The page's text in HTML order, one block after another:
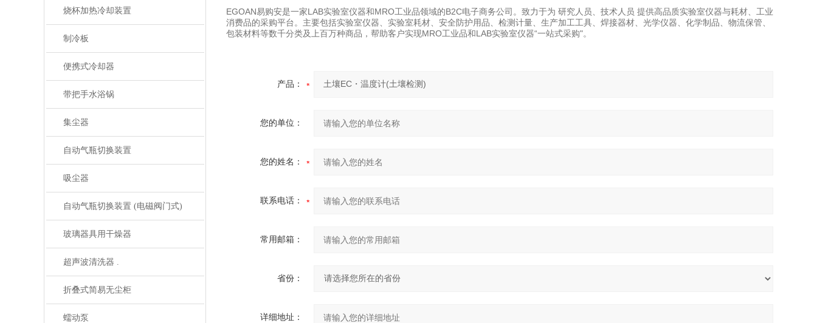
烧杯加热冷却装置
制冷板
便携式冷却器
带把手水浴锅
集尘器
自动气瓶切换装置
吸尘器
自动气瓶切换装置 (电磁阀门式)
玻璃器具用干燥器
超声波清洗器 .
折叠式简易无尘柜
蠕动泵
EGOAN易购安是一家LAB实验室仪器和MRO工业品领域的B2C电子商务公司。致力于为 研究人员、技术人员 提供高品质实验室仪器与耗材、工业
消费品的采购平台。主要包括实验室仪器、实验室耗材、安全防护用品、检测计量、生产加工工具、焊接器材、光学仪器、化学制品、物流保管、
包装材料等数千分类及上百万种商品，帮助客户实现MRO工业品和LAB实验室仪器“一站式采购"。
产品：
您的单位：
您的姓名：
联系电话：
常用邮箱：
省份：
详细地址：